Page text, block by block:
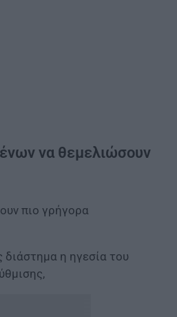
να θεμελιώσουν
πιο γρήγορα
διάστημα η ηγεσία του